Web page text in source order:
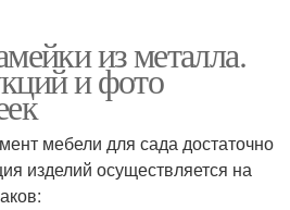
из металла.
и фото
мебели для сада достаточно
изделий осуществляется на